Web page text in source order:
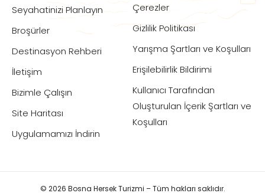
Seyahatinizi Planlayın
Broşürler
Destinasyon Rehberi
İletişim
Bizimle Çalışın
Site Haritası
Uygulamamızı İndirin
Çerezler
Gizlilik Politikası
Yarışma Şartları ve Koşulları
Erişilebilirlik Bildirimi
Kullanıcı Tarafından
Oluşturulan İçerik Şartları ve
Koşulları
© 2026 Bosna Hersek Turizmi – Tüm hakları saklıdır.